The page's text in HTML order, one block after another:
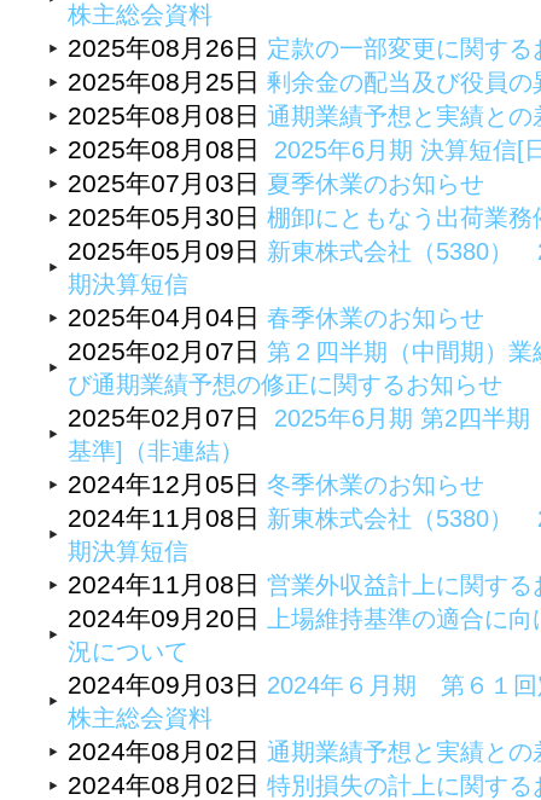
株主総会資料
2025年08月26日 定款の一部変更に関する
2025年08月25日 剰余金の配当及び役員
2025年08月08日 通期業績予想と実績と
2025年08月08日 2025年6月期 決算短信[
2025年07月03日 夏季休業のお知らせ
2025年05月30日 棚卸にともなう出荷業務
2025年05月09日 新東株式会社（5380
期決算短信
2025年04月04日 春季休業のお知らせ
2025年02月07日 第２四半期（中間期）
び通期業績予想の修正に関するお知らせ
2025年02月07日
2025年6月期 第2四半
基準]（非連結）
2024年12月05日 冬季休業のお知らせ
2024年11月08日 新東株式会社（5380
期決算短信
2024年11月08日 営業外収益計上に関する
2024年09月20日 上場維持基準の適合に
況について
2024年09月03日 2024年６月期 第６１
株主総会資料
2024年08月02日 通期業績予想と実績と
2024年08月02日 特別損失の計上に関する